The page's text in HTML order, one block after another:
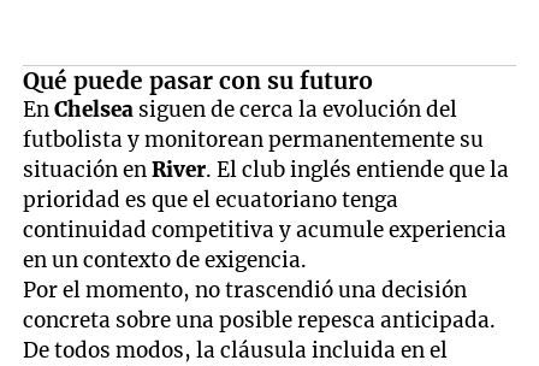
Qué puede pasar con su futuro
EnChelsea siguen de cerca la evolución del
futbolista y monitorean permanentemente su
situación enRiver. El club inglés entiende que la
prioridad es que el ecuatoriano tenga
continuidad competitiva y acumule experiencia
en un contexto de exigencia.
Por el momento, no trascendió una decisión
concreta sobre una posible repesca anticipada.
De todos modos, la cláusula incluida en el